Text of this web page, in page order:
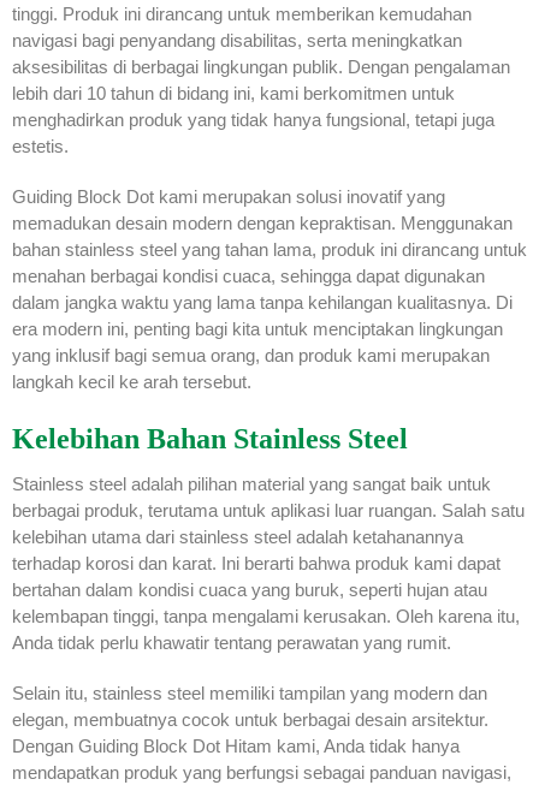
tinggi. Produk ini dirancang untuk memberikan kemudahan
navigasi bagi penyandang disabilitas, serta meningkatkan
aksesibilitas di berbagai lingkungan publik. Dengan pengalaman
lebih dari 10 tahun di bidang ini, kami berkomitmen untuk
menghadirkan produk yang tidak hanya fungsional, tetapi juga
estetis.
Guiding Block Dot kami merupakan solusi inovatif yang
memadukan desain modern dengan kepraktisan. Menggunakan
bahan stainless steel yang tahan lama, produk ini dirancang untuk
menahan berbagai kondisi cuaca, sehingga dapat digunakan
dalam jangka waktu yang lama tanpa kehilangan kualitasnya. Di
era modern ini, penting bagi kita untuk menciptakan lingkungan
yang inklusif bagi semua orang, dan produk kami merupakan
langkah kecil ke arah tersebut.
Kelebihan Bahan Stainless Steel
Stainless steel adalah pilihan material yang sangat baik untuk
berbagai produk, terutama untuk aplikasi luar ruangan. Salah satu
kelebihan utama dari stainless steel adalah ketahanannya
terhadap korosi dan karat. Ini berarti bahwa produk kami dapat
bertahan dalam kondisi cuaca yang buruk, seperti hujan atau
kelembapan tinggi, tanpa mengalami kerusakan. Oleh karena itu,
Anda tidak perlu khawatir tentang perawatan yang rumit.
Selain itu, stainless steel memiliki tampilan yang modern dan
elegan, membuatnya cocok untuk berbagai desain arsitektur.
Dengan Guiding Block Dot Hitam kami, Anda tidak hanya
mendapatkan produk yang berfungsi sebagai panduan navigasi,